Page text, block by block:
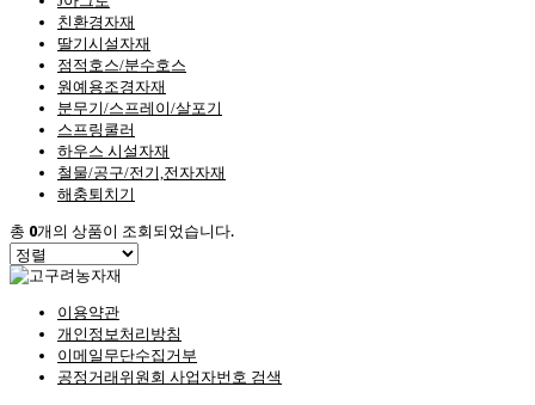
친환경자재
딸기시설자재
점적호스/분수호스
원예용조경자재
분무기/스프레이/살포기
스프링쿨러
하우스 시설자재
철물/공구/전기,전자자재
해충퇴치기
총 0개의 상품이 조회되었습니다.
이용약관
개인정보처리방침
이메일무단수집거부
공정거래위원회 사업자번호 검색